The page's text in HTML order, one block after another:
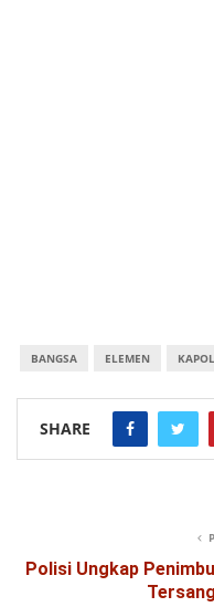
BANGSA ELEMEN
SHARE
Polisi Ungkap